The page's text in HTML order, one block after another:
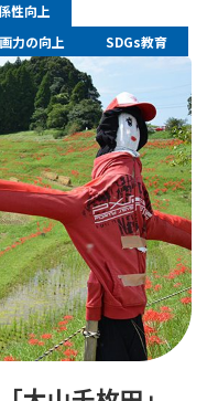
性向上
力の向上 SDGs教育